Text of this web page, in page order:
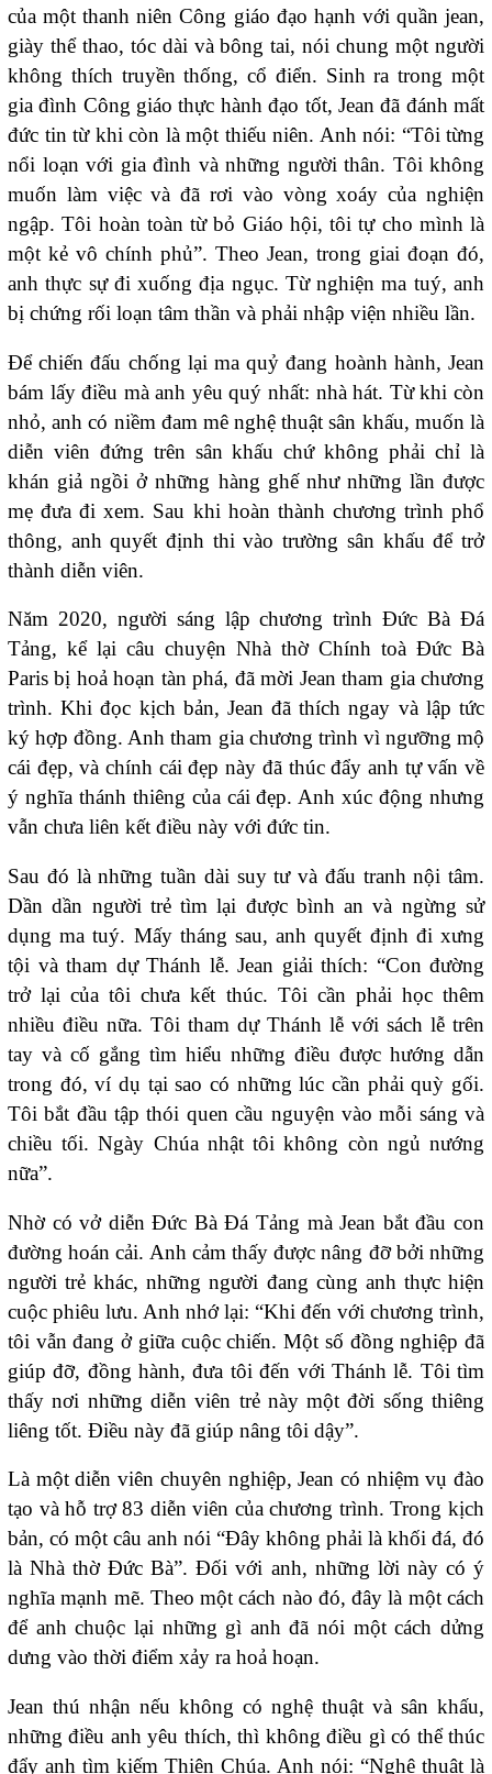
của một thanh niên Công giáo đạo hạnh với quần jean,
giày thể thao, tóc dài và bông tai, nói chung một người
không thích truyền thống, cổ điển. Sinh ra trong một
gia đình Công giáo thực hành đạo tốt, Jean đã đánh mất
đức tin từ khi còn là một thiếu niên. Anh nói: “Tôi từng
nổi loạn với gia đình và những người thân. Tôi không
muốn làm việc và đã rơi vào vòng xoáy của nghiện
ngập. Tôi hoàn toàn từ bỏ Giáo hội, tôi tự cho mình là
một kẻ vô chính phủ”. Theo Jean, trong giai đoạn đó,
anh thực sự đi xuống địa ngục. Từ nghiện ma tuý, anh
bị chứng rối loạn tâm thần và phải nhập viện nhiều lần.
Để chiến đấu chống lại ma quỷ đang hoành hành, Jean
bám lấy điều mà anh yêu quý nhất: nhà hát. Từ khi còn
nhỏ, anh có niềm đam mê nghệ thuật sân khấu, muốn là
diễn viên đứng trên sân khấu chứ không phải chỉ là
khán giả ngồi ở những hàng ghế như những lần được
mẹ đưa đi xem. Sau khi hoàn thành chương trình phổ
thông, anh quyết định thi vào trường sân khấu để trở
thành diễn viên.
Năm 2020, người sáng lập chương trình Đức Bà Đá
Tảng, kể lại câu chuyện Nhà thờ Chính toà Đức Bà
Paris bị hoả hoạn tàn phá, đã mời Jean tham gia chương
trình. Khi đọc kịch bản, Jean đã thích ngay và lập tức
ký hợp đồng. Anh tham gia chương trình vì ngưỡng mộ
cái đẹp, và chính cái đẹp này đã thúc đẩy anh tự vấn về
ý nghĩa thánh thiêng của cái đẹp. Anh xúc động nhưng
vẫn chưa liên kết điều này với đức tin.
Sau đó là những tuần dài suy tư và đấu tranh nội tâm.
Dần dần người trẻ tìm lại được bình an và ngừng sử
dụng ma tuý. Mấy tháng sau, anh quyết định đi xưng
tội và tham dự Thánh lễ. Jean giải thích: “Con đường
trở lại của tôi chưa kết thúc. Tôi cần phải học thêm
nhiều điều nữa. Tôi tham dự Thánh lễ với sách lễ trên
tay và cố gắng tìm hiểu những điều được hướng dẫn
trong đó, ví dụ tại sao có những lúc cần phải quỳ gối.
Tôi bắt đầu tập thói quen cầu nguyện vào mỗi sáng và
chiều tối. Ngày Chúa nhật tôi không còn ngủ nướng
nữa”.
Nhờ có vở diễn Đức Bà Đá Tảng mà Jean bắt đầu con
đường hoán cải. Anh cảm thấy được nâng đỡ bởi những
người trẻ khác, những người đang cùng anh thực hiện
cuộc phiêu lưu. Anh nhớ lại: “Khi đến với chương trình,
tôi vẫn đang ở giữa cuộc chiến. Một số đồng nghiệp đã
giúp đỡ, đồng hành, đưa tôi đến với Thánh lễ. Tôi tìm
thấy nơi những diễn viên trẻ này một đời sống thiêng
liêng tốt. Điều này đã giúp nâng tôi dậy”.
Là một diễn viên chuyên nghiệp, Jean có nhiệm vụ đào
tạo và hỗ trợ 83 diễn viên của chương trình. Trong kịch
bản, có một câu anh nói “Đây không phải là khối đá, đó
là Nhà thờ Đức Bà”. Đối với anh, những lời này có ý
nghĩa mạnh mẽ. Theo một cách nào đó, đây là một cách
để anh chuộc lại những gì anh đã nói một cách dửng
dưng vào thời điểm xảy ra hoả hoạn.
Jean thú nhận nếu không có nghệ thuật và sân khấu,
những điều anh yêu thích, thì không điều gì có thể thúc
đẩy anh tìm kiếm Thiên Chúa. Anh nói: “Nghệ thuật là